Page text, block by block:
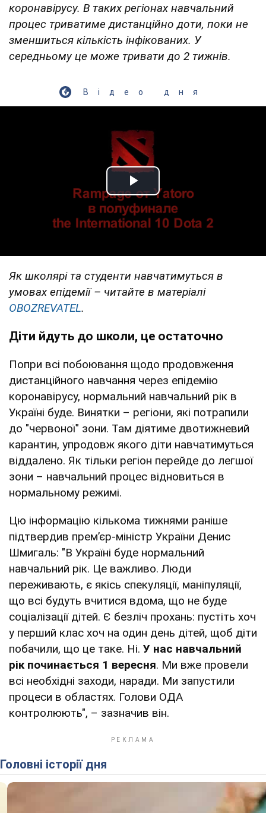
коронавірусу. В таких регіонах навчальний
процес триватиме дистанційно доти, поки не
зменшиться кількість інфікованих. У
середньому це може тривати до 2 тижнів.
Відео дня
Play Video
Як школярі та студенти навчатимуться в
умовах епідемії – читайте в матеріалі
OBOZREVATEL.
Діти йдуть до школи, це остаточно
Попри всі побоювання щодо продовження
дистанційного навчання через епідемію
коронавірусу, нормальний навчальний рік в
Україні буде. Винятки – регіони, які потрапили
до "червоної" зони. Там діятиме двотижневий
карантин, упродовж якого діти навчатимуться
віддалено. Як тільки регіон перейде до легшої
зони – навчальний процес відновиться в
нормальному режимі.
Цю інформацію кількома тижнями раніше
підтвердив прем’єр-міністр України Денис
Шмигаль: "В Україні буде нормальний
навчальний рік. Це важливо. Люди
переживають, є якісь спекуляції, маніпуляції,
що всі будуть вчитися вдома, що не буде
соціалізації дітей. Є безліч прохань: пустіть хоч
у перший клас хоч на один день дітей, щоб діти
побачили, що це таке. Ні. У нас навчальний
рік починається 1 вересня. Ми вже провели
всі необхідні заходи, наради. Ми запустили
процеси в областях. Голови ОДА
контролюють", – зазначив він.
Головні історії дня